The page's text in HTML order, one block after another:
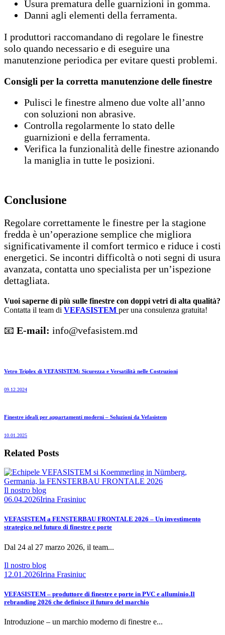
Usura prematura delle guarnizioni in gomma.
Danni agli elementi della ferramenta.
I produttori raccomandano di regolare le finestre
solo quando necessario e di eseguire una
manutenzione periodica per evitare questi problemi.
Consigli per la corretta manutenzione delle finestre
Pulisci le finestre almeno due volte all’anno
con soluzioni non abrasive.
Controlla regolarmente lo stato delle
guarnizioni e della ferramenta.
Verifica la funzionalità delle finestre azionando
la maniglia in tutte le posizioni.
Conclusione
Regolare correttamente le finestre per la stagione
fredda è un’operazione semplice che migliora
significativamente il comfort termico e riduce i costi
energetici. Se incontri difficoltà o noti segni di usura
avanzata, contatta uno specialista per un’ispezione
dettagliata.
Vuoi saperne di più sulle finestre con doppi vetri di alta qualità?
Contatta il team di VEFASISTEM per una consulenza gratuita!
📧 E-mail: info@vefasistem.md
Vetro Triplex di VEFASISTEM: Sicurezza e Versatilità nelle Costruzioni
09.12.2024
Finestre ideali per appartamenti moderni – Soluzioni da Vefasistem
10.01.2025
Related Posts
Il nostro blog
06.04.2026Irina Frasiniuc
VEFASISTEM a FENSTERBAU FRONTALE 2026 – Un investimento
strategico nel futuro di finestre e porte
Dal 24 al 27 marzo 2026, il team...
Il nostro blog
12.01.2026Irina Frasiniuc
VEFASISTEM – produttore di finestre e porte in PVC e alluminio.Il
rebranding 2026 che definisce il futuro del marchio
Introduzione – un marchio moderno di finestre e...